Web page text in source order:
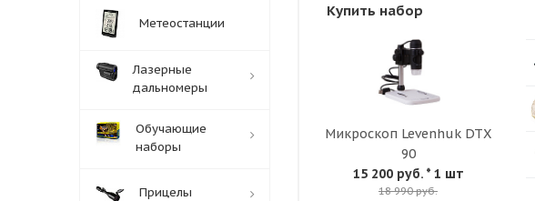
Купить набор
Микроскоп Levenhuk DTX
90
15 200 руб.* 1 шт
18 990 руб.
Метеостанции
Лазерные
дальномеры
Обучающие
наборы
Прицелы